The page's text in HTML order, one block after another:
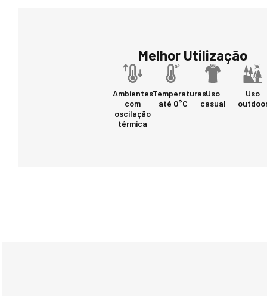
Melhor Utilização
Ambientes
com
oscilação
térmica
Temperaturas
até 0°C
Uso
casual
Uso